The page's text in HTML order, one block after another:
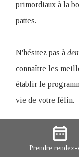
primordiaux à la
pattes.
N'hésitez pas à
connaître les
établir le
vie de votre félin.
Retrouvez
prendre soin de
date_range
Prendre rendez-